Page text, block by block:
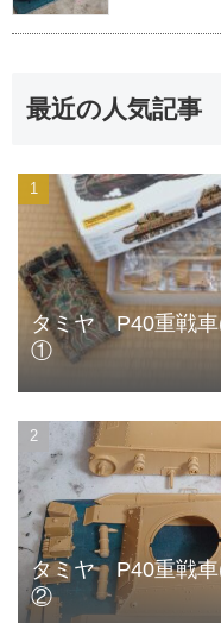
最近の人気記事
タミヤ P40重戦
①
タミヤ P40重戦
②